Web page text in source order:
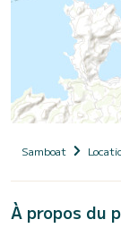
Samboat
À propos du